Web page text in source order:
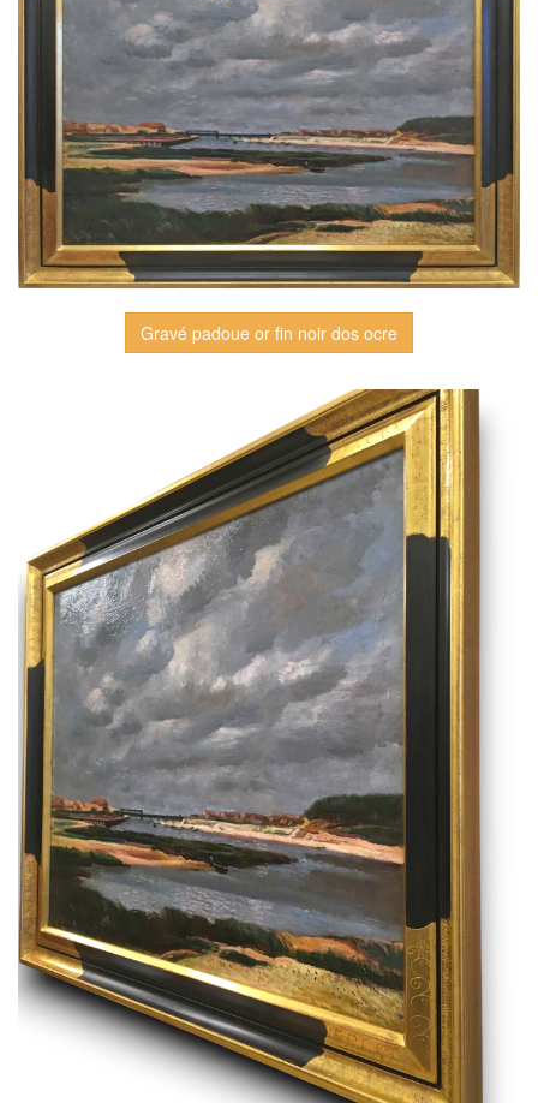
Gravé padoue or fin noir dos ocre